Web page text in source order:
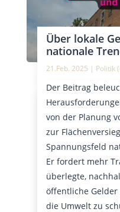
Über lokale
nationale
21.Feb. 2025 | Politik
Der Beitrag
von der Planung
zur
Spannungsfeld
Er fordert mehr
überlegte,
öffentliche
die Umwelt zu